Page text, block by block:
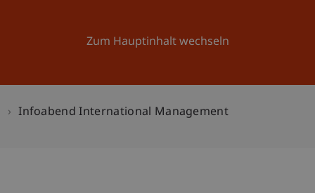
Zum Hauptinhalt wechseln
Universität Aktuelles
Infoabend International Management